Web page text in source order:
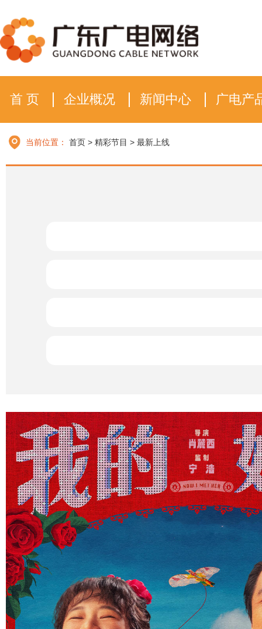
首 页 企业概况 新闻中心 广电产
当前位置： 首页 > 精彩节目 > 最新上线